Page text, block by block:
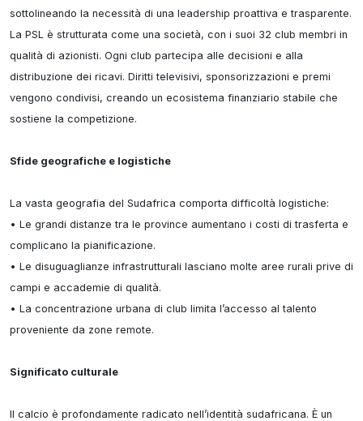
sottolineando la necessità di una leadership proattiva e trasparente.
La PSL è strutturata come una società, con i suoi 32 club membri in
qualità di azionisti. Ogni club partecipa alle decisioni e alla
distribuzione dei ricavi. Diritti televisivi, sponsorizzazioni e premi
vengono condivisi, creando un ecosistema finanziario stabile che
sostiene la competizione.
Sfide geografiche e logistiche
La vasta geografia del Sudafrica comporta difficoltà logistiche:
• Le grandi distanze tra le province aumentano i costi di trasferta e
complicano la pianificazione.
• Le disuguaglianze infrastrutturali lasciano molte aree rurali prive di
campi e accademie di qualità.
• La concentrazione urbana di club limita l’accesso al talento
proveniente da zone remote.
Significato culturale
Il calcio è profondamente radicato nell’identità sudafricana. È un